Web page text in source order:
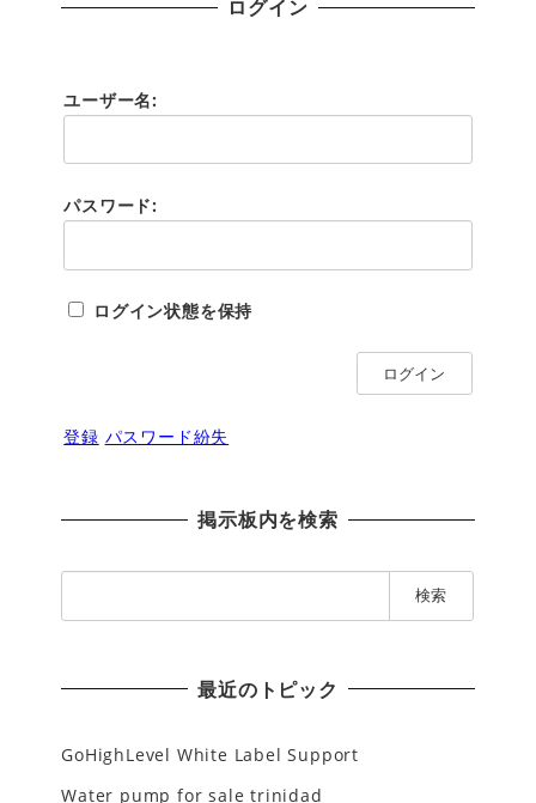
ログイン
ユーザー名:
パスワード:
ログイン状態を保持
ログイン
登録 パスワード紛失
掲示板内を検索
索
最近のトピック
GoHighLevel White Label Support
Water pump for sale trinidad